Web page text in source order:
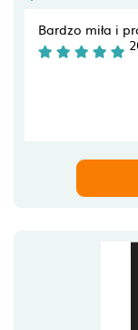
Bardzo miła i